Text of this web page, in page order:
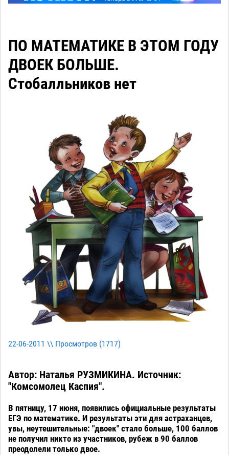
ПО МАТЕМАТИКЕ В ЭТОМ ГОДУ
ДВОЕК БОЛЬШЕ.
Стобалльников нет
22-06-2011 \\ Просмотров (1717)
Автор: Наталья РУЗМИКИНА. Источник:
"Комсомолец Каспия".
В пятницу, 17 июня, появились официальные результаты
ЕГЭ по математике. И результаты эти для астраханцев,
увы, неутешительные: "двоек" стало больше, 100 баллов
не получил никто из участников, рубеж в 90 баллов
преодолели только двое.